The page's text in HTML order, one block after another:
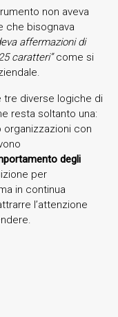
non aveva
che bisognava
affermazioni di
caratteri”come si
tre diverse logiche di
resta soltanto una:
con
degli
per
in continua
l’attenzione